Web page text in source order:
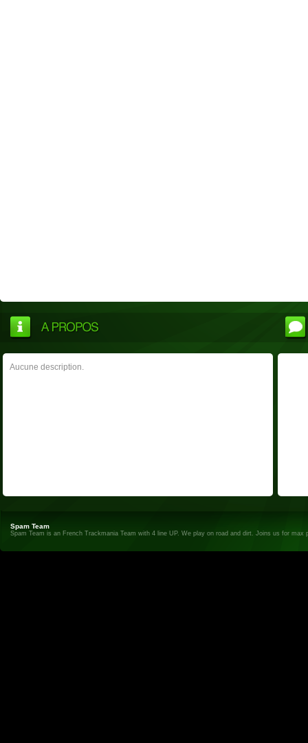
Aucune description.
Spam Team
Spam Team is an French Trackmania Team with 4 line UP. We play on road and dirt. Joins us for max